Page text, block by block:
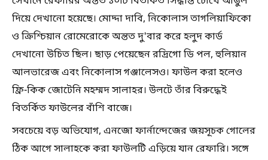
দিয়ে দেখানো হয়েছে। মোদ্দা দাবি, নিকোলাস তাগলিয়াফিকো
ও ক্রিশ্চিয়ান রোমেরোকে অন্তত দু'বার করে হলুদ কার্ড
দেখানো উচিত ছিল। ছাড় পেয়েছেন রদ্রিগো ডি পল, হুলিয়ান
আলভারেজ এবং নিকোলাস গঞ্জালেসও। ফাউল করা হলেও
ফ্রি-কিক জোটেনি মহম্মদ সালাহর। উলটে তাঁর বিরুদ্ধেই
বিতর্কিত ফাউলের বাঁশি বাজে।
সবচেয়ে বড় অভিযোগ, এনজো ফার্নান্দেজের জয়সূচক গোলের
ঠিক আগে সালাহকে করা ফাউলটি এড়িয়ে যান রেফারি। সঙ্গে